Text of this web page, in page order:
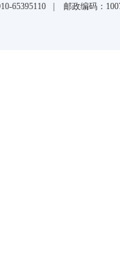
65395110
邮政编码：